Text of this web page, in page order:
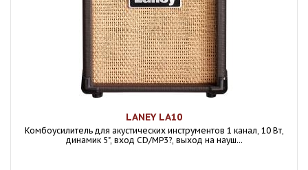
LANEY LA10
Комбоусилитель для акустических инструментов 1 канал, 10 Вт,
динамик 5", вход CD/MP3?, выход на науш...